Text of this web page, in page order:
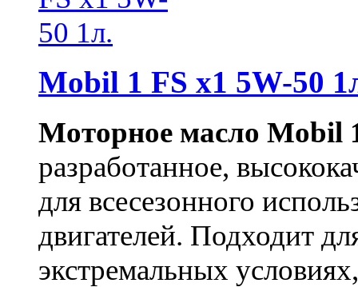
Mobil 1 FS x1 5W-50
Моторное масло Mobil
разработанное,
для всесезонного
двигателей. Подходит
экстремальных